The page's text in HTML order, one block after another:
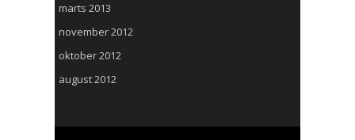
marts 2013
november 2012
oktober 2012
august 2012